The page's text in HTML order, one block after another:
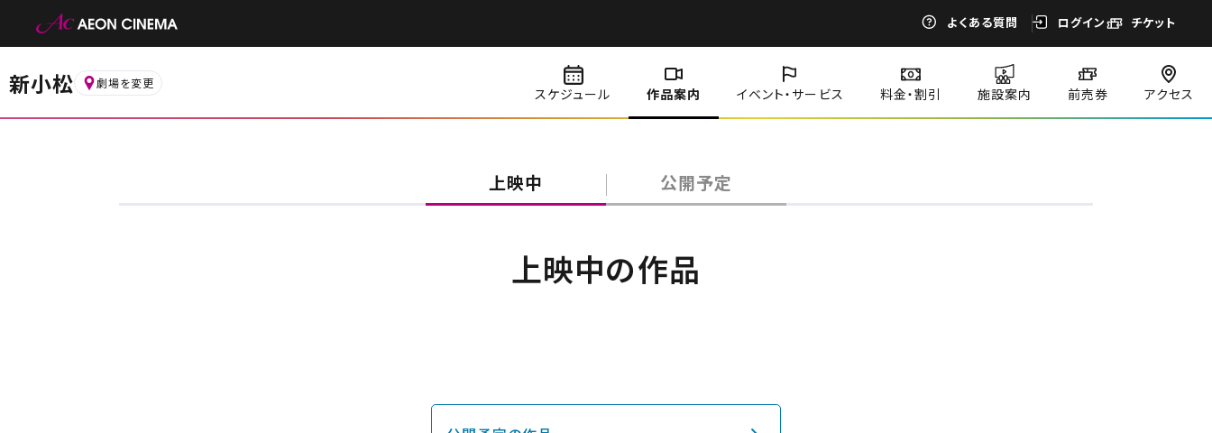
よくある質問 ログイン チケット
新小松 劇場を変更
スケジュール 作品案内 イベント・ サービス 料金・割引 施設案内 前売券 アクセス
上映中 公開予定
上映中の作品